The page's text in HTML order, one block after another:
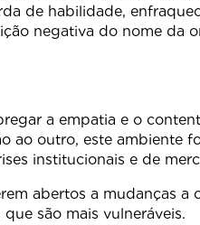
de habilidade,
negativa do nome da
a empatia e o
outro, este ambiente
institucionais e de
abertos a mudanças
são mais vulneráveis.